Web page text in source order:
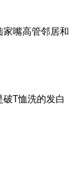
嘴高管邻居和
T恤洗的发白